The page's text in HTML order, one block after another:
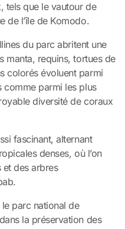
tels que le vautour de
de l’île de Komodo.
du parc abritent une
manta, requins, tortues de
colorés évoluent parmi
comme parmi les plus
diversité de coraux
fascinant, alternant
denses, où l’on
et des arbres
parc national de
la préservation des